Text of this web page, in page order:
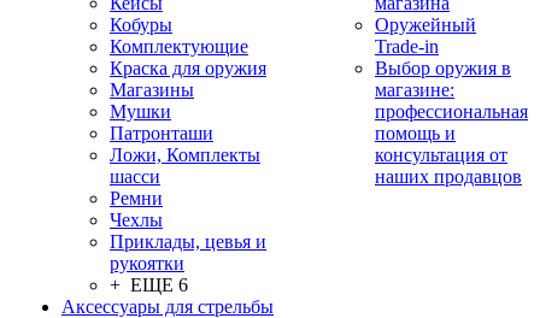
Кобуры
Комплектующие
Краска для оружия
Магазины
Мушки
Патронташи
Ложи, Комплекты
шасси
Ремни
Чехлы
Приклады, цевья и
рукоятки
+ ЕЩЕ 6
Аксессуары для стрельбы
Оружейный
Trade-in
Выбор оружия в
магазине:
профессиональная
помощь и
консультация от
наших продавцов